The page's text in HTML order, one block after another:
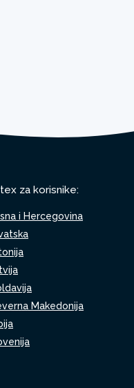
za korisnike:
i Hercegovina
Makedonija